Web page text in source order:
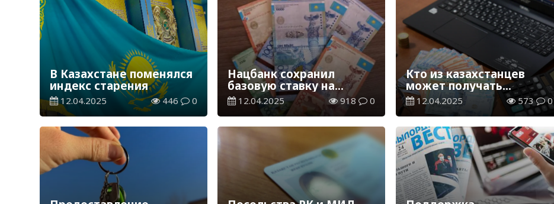
В Казахстане поменялся
индекс старения
12.04.2025 446 0
Нацбанк сохранил
базовую ставку на
уровне 16,5%
12.04.2025 918 0
Кто из казахстанцев
может получать
ежемесячно
спецвыплату в 208 тысяч
тенге
12.04.2025 573 0